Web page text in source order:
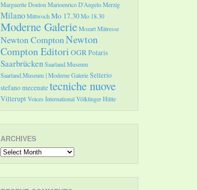
Marguerite DonlonMarioenrico D'AngeloMerzig
MilanoMittwochMo 17.30Mo 18.30
Moderne GalerieMozartMätresse
Newton ComptonNewton
Compton Editori OGRPolaris
SaarbrückenSaarland.Museum
Saarland.Museum | Moderne GalerieSellerio
stefano mecenatetecniche nuove
VilleruptVoices InternationalVölklinger Hütte
ARCHIVES
Archives